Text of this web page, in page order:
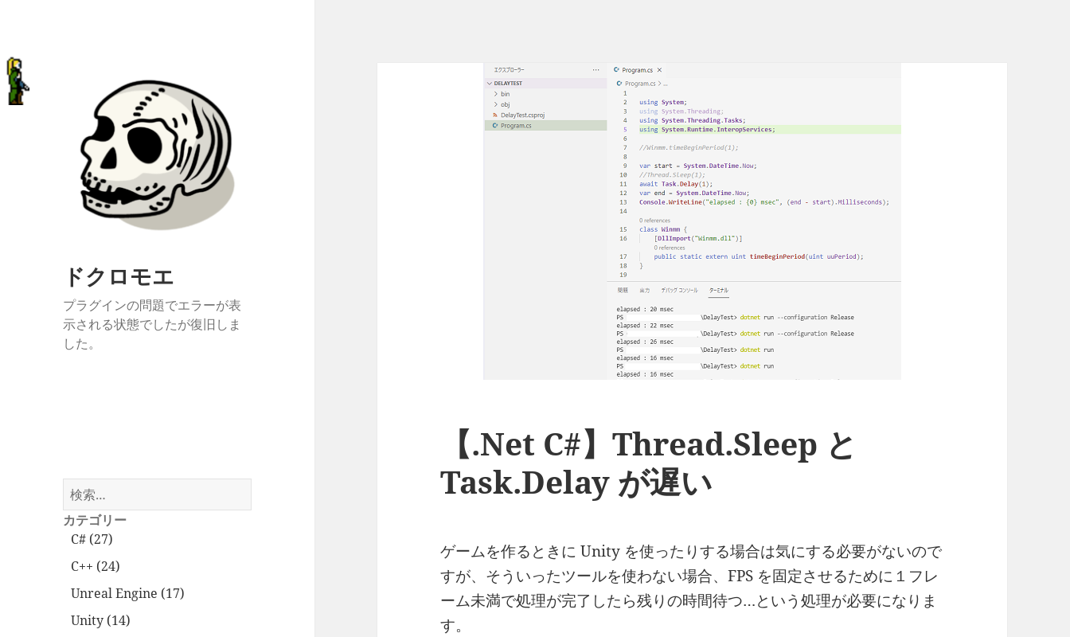
ドクロモエ
プラグインの問題でエラーが表
示される状態でしたが復旧しま
した。
検
索:
カテゴリー
C# (27)
C++ (24)
Unreal Engine (17)
Unity (14)
【.Net C#】Thread.Sleep と
Task.Delay が遅い
ゲームを作るときに Unity を使ったりする場合は気にする必要がないので
すが、そういったツールを使わない場合、FPS を固定させるために１フレ
ーム未満で処理が完了したら残りの時間待つ…という処理が必要になりま
す。